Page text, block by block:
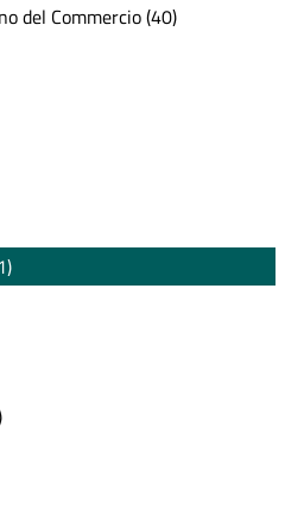
del Commercio (40)